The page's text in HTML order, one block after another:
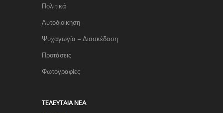
Πολιτικά
Αυτοδιοίκηση
Ψυχαγωγία – Διασκέδαση
Προτάσεις
Φωτογραφίες
TΕΛΕΥΤΑΊΑ ΝΈΑ